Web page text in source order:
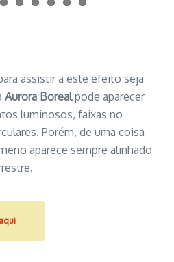
assistir a este efeito seja
Aurora Borealpode aparecer
luminosos, faixas no
Porém, de uma coisa
aparece sempre alinhado